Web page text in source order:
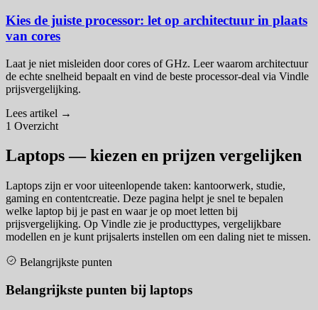
Kies de juiste processor: let op architectuur in plaats
van cores
Laat je niet misleiden door cores of GHz. Leer waarom architectuur
de echte snelheid bepaalt en vind de beste processor-deal via Vindle
prijsvergelijking.
Lees artikel →
1 Overzicht
Laptops — kiezen en prijzen vergelijken
Laptops zijn er voor uiteenlopende taken: kantoorwerk, studie,
gaming en contentcreatie. Deze pagina helpt je snel te bepalen
welke laptop bij je past en waar je op moet letten bij
prijsvergelijking. Op Vindle zie je producttypes, vergelijkbare
modellen en je kunt prijsalerts instellen om een daling niet te missen.
Belangrijkste punten
Belangrijkste punten bij laptops